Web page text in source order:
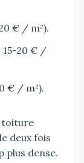
€ / m²).
15-20 € /
€ / m²).
toiture
deux fois
plus dense.